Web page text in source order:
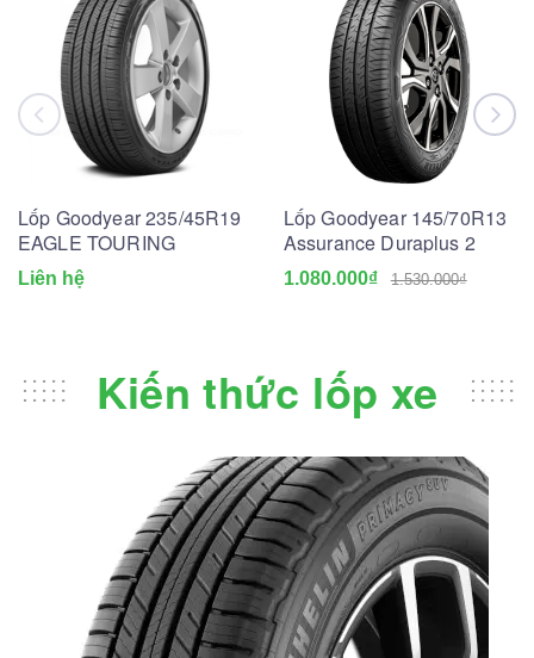
Lốp Goodyear 235/45R19
EAGLE TOURING
Liên hệ
Lốp Goodyear 145/70R13
Assurance Duraplus 2
1.080.000₫ 1.530.000₫
Kiến thức lốp xe